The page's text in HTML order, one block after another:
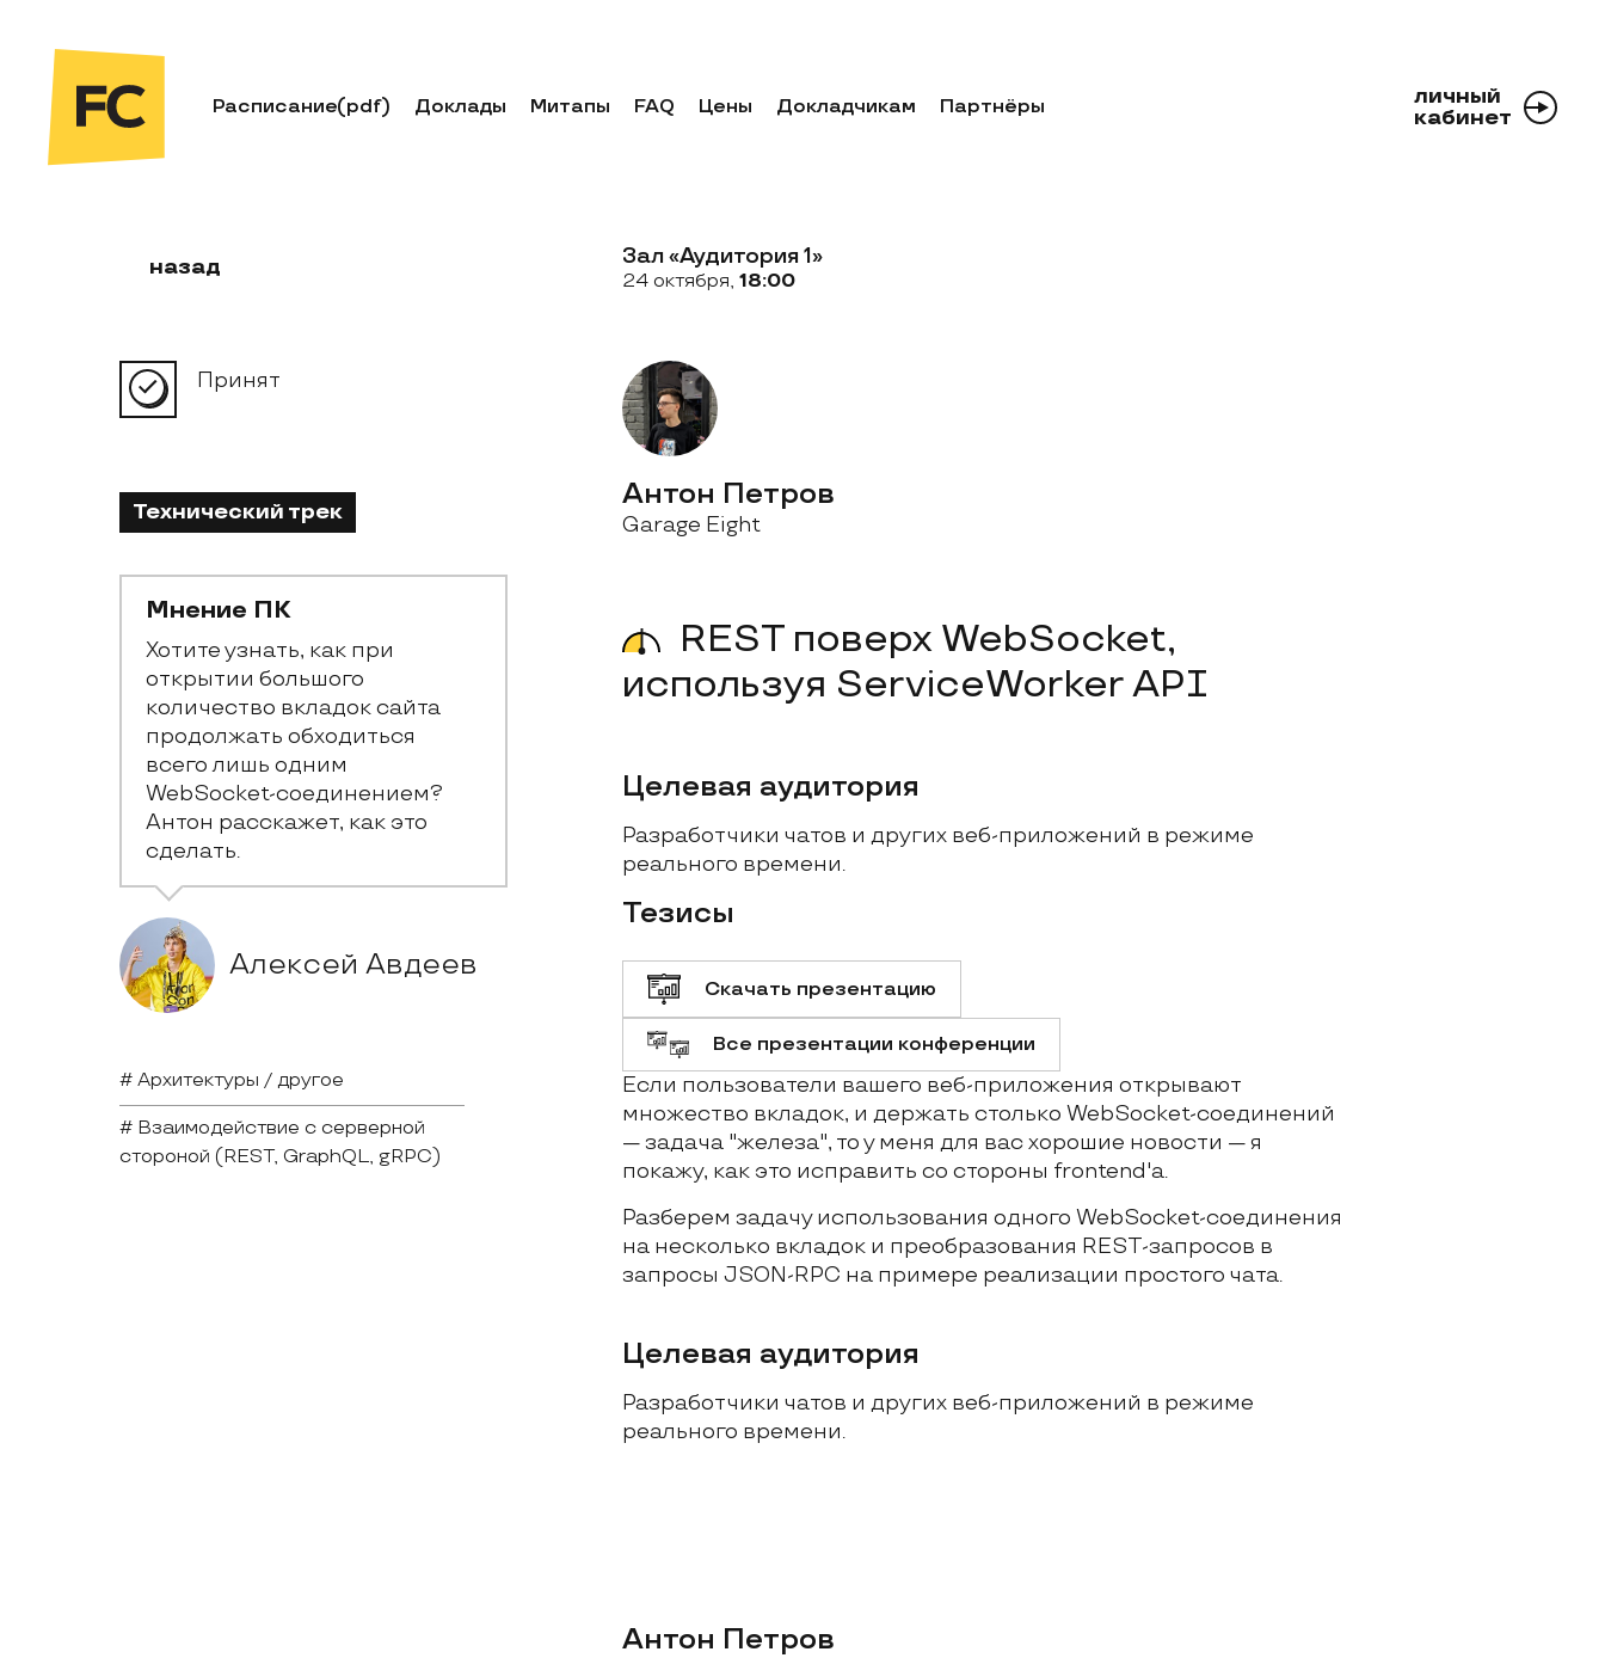
Расписание(pdf) Доклады Митапы FAQ Цены Докладчикам Партнёры
личный
кабинет
назад Зал «Аудитория 1»
24 октября, 18:00
Принят
Технический трек
Мнение ПК
Хотите узнать, как при
открытии большого
количество вкладок сайта
продолжать обходиться
всего лишь одним
WebSocket-соединением?
Антон расскажет, как это
сделать.
Алексей Авдеев
# Архитектуры / другое
# Взаимодействие с серверной
стороной (REST, GraphQL, gRPC)
Антон Петров
Garage Eight
REST поверх WebSocket,
используя ServiceWorker API
Целевая аудитория
Разработчики чатов и других веб-приложений в режиме
реального времени.
Тезисы
Скачать презентацию
Все презентации конференции
Если пользователи вашего веб-приложения открывают
множество вкладок, и держать столько WebSocket-соединений
— задача "железа", то у меня для вас хорошие новости — я
покажу, как это исправить со стороны frontend'a.
Разберем задачу использования одного WebSocket-соединения
на несколько вкладок и преобразования REST-запросов в
запросы JSON-RPC на примере реализации простого чата.
Целевая аудитория
Разработчики чатов и других веб-приложений в режиме
реального времени.
Антон Петров